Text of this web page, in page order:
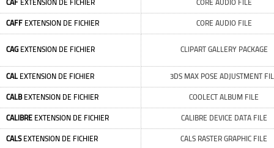
CAF EXTENSION DE FICHIER CORE AUDIO FILE
CAFF EXTENSION DE FICHIER CORE AUDIO FILE
CAG EXTENSION DE FICHIER CLIPART GALLERY PACKAGE
CALEXTENSION DE FICHIER 3DS MAX POSE ADJUSTMENT
CALBEXTENSION DE FICHIER COOLECT ALBUM FILE
CALIBRE EXTENSION DE FICHIER CALIBRE DEVICE DATA FILE
CALSEXTENSION DE FICHIER CALS RASTER GRAPHIC FILE